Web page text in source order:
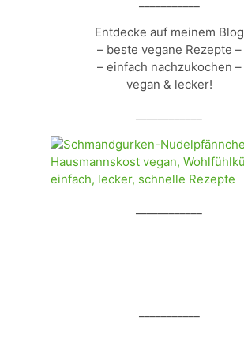
Entdecke auf meinem Blog
– beste vegane Rezepte –
– einfach nachzukochen –
vegan & lecker!